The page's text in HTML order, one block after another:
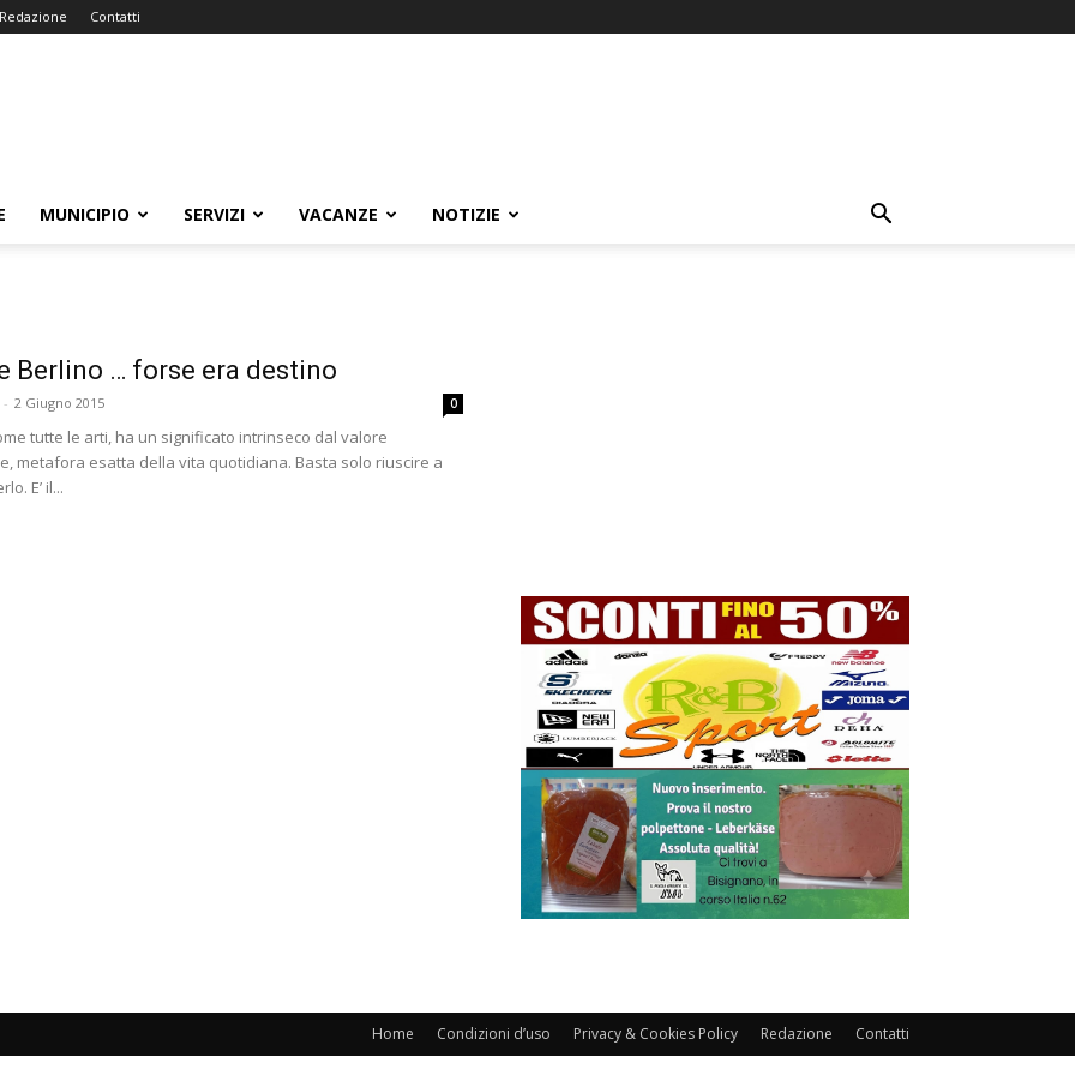
Redazione Contatti
MUNICIPIO SERVIZI VACANZE NOTIZIE
Berlino … forse era destino
- 2 Giugno 2015 0
tutte le arti, ha un significato intrinseco dal valore
metafora esatta della vita quotidiana. Basta solo riuscire a
E’ il...
Home Condizioni d’uso Privacy & Cookies Policy Redazione Contatti